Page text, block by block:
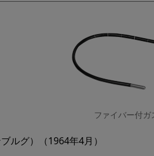
ファイバー付ガ
ルグ）（1964年4月）